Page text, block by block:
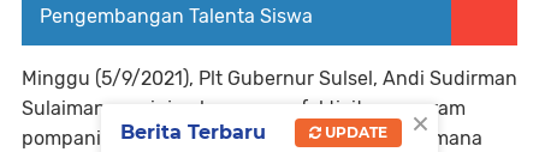
Pengembangan Talenta Siswa
Minggu (5/9/2021), Plt Gubernur Sulsel, Andi Sudirman
Sulaiman meninjau langsung efektivitas program
pompanisasi dan embung Benteng Alla ini. Dimana
×
Berita Terbaru UPDATE